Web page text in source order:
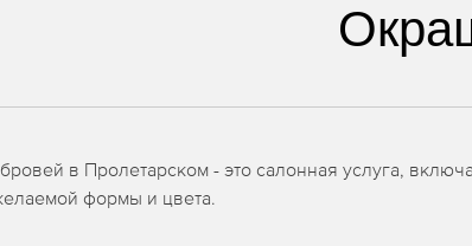
в Пролетарском - это салонная услуга,
формы и цвета.